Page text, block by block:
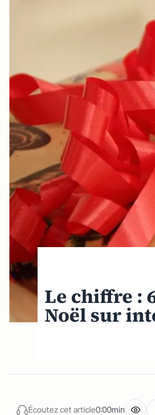
Le chiffre :
Noël sur
Écoutez cet article0:00min